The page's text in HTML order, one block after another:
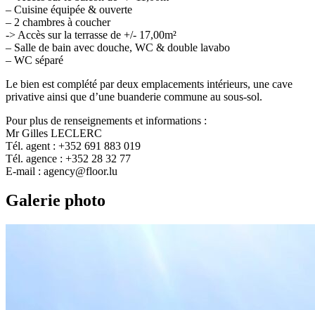
– Cuisine équipée & ouverte
– 2 chambres à coucher
-> Accès sur la terrasse de +/- 17,00m²
– Salle de bain avec douche, WC & double lavabo
– WC séparé
Le bien est complété par deux emplacements intérieurs, une cave
privative ainsi que d’une buanderie commune au sous-sol.
Pour plus de renseignements et informations :
Mr Gilles LECLERC
Tél. agent : +352 691 883 019
Tél. agence : +352 28 32 77
E-mail : agency@floor.lu
Galerie photo